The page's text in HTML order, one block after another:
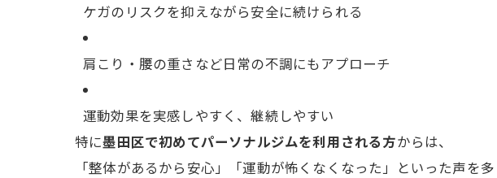
ケガのリスクを抑えながら安全に続けられる
肩こり・腰の重さなど日常の不調にもアプローチ
運動効果を実感しやすく、継続しやすい
特に墨田区で初めてパーソナルジムを利用される方からは、
「整体があるから安心」「運動が怖くなくなった」といった声を多